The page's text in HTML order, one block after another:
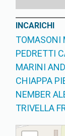
INCARICHI
TOMASONI
PEDRETTI
MARINI
CHIAPPA
NEMBER
TRIVELLA
COSTORIO